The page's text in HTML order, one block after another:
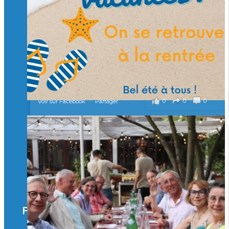
Merci à tous !
🎯 Taxe d’apprentissage 2026 : avec l'Isep, investissez pour
un numérique au service de l'humain !
À l’Isep, nous formons des ingénieurs, des bachelors, des
Mastères Spécialisés, qui allient excellence technologique et
valeurs humaines, au cœur de notre pro
...Voir plus
il y a 2 mois
0 0 0
Voir sur Facebook · Partager
🚀Afterwork à Genève 🚀
🥳 Le 22 avril dernier, 14 Alumni vivant / travaillant
en Suisse ont partagé un moment convivial de
retrouvailles et d'échanges !
Merci à tous pour votre présence et à Alexandre
CHEA pour l'organisation !
il y a 3 mois
Facebook